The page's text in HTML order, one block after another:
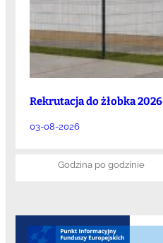
Rekrutacja do żłobka 2026
03-08-2026
Godzina po godzinie